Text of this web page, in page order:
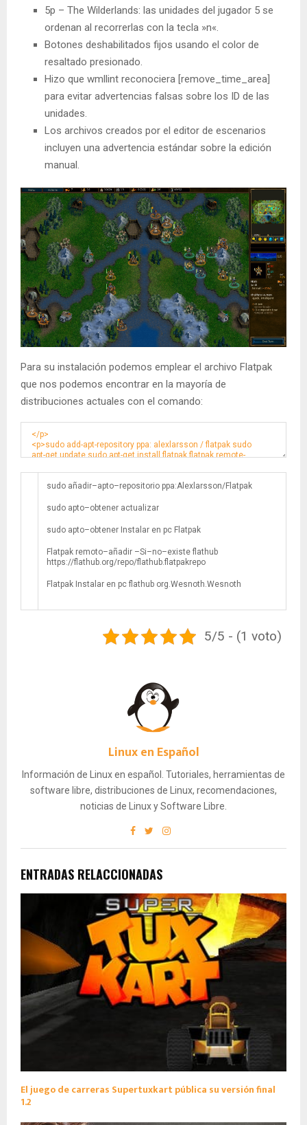
5p – The Wilderlands: las unidades del jugador 5 se
ordenan al recorrerlas con la tecla »n«.
Botones deshabilitados fijos usando el color de
resaltado presionado.
Hizo que wmllint reconociera [remove_time_area]
para evitar advertencias falsas sobre los ID de las
unidades.
Los archivos creados por el editor de escenarios
incluyen una advertencia estándar sobre la edición
manual.
Para su instalación podemos emplear el archivo Flatpak
que nos podemos encontrar en la mayoría de
distribuciones actuales con el comando:
sudo añadir–apto–repositorio ppa:Alexlarsson/Flatpak
sudo apto–obtener actualizar
sudo apto–obtener Instalar en pc Flatpak
Flatpak remoto–añadir –Si–no–existe flathub
https://flathub.org/repo/flathub.flatpakrepo
Flatpak Instalar en pc flathub org.Wesnoth.Wesnoth
5/5 - (1 voto)
Linux en Español
Información de Linux en español. Tutoriales, herramientas de
software libre, distribuciones de Linux, recomendaciones,
noticias de Linux y Software Libre.
ENTRADAS RELACCIONADAS
El juego de carreras Supertuxkart pública su versión final
1.2